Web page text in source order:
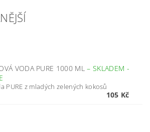
VODA PURE 1000 ML– SKLADEM -
PURE z mladých zelených kokosů
105 Kč